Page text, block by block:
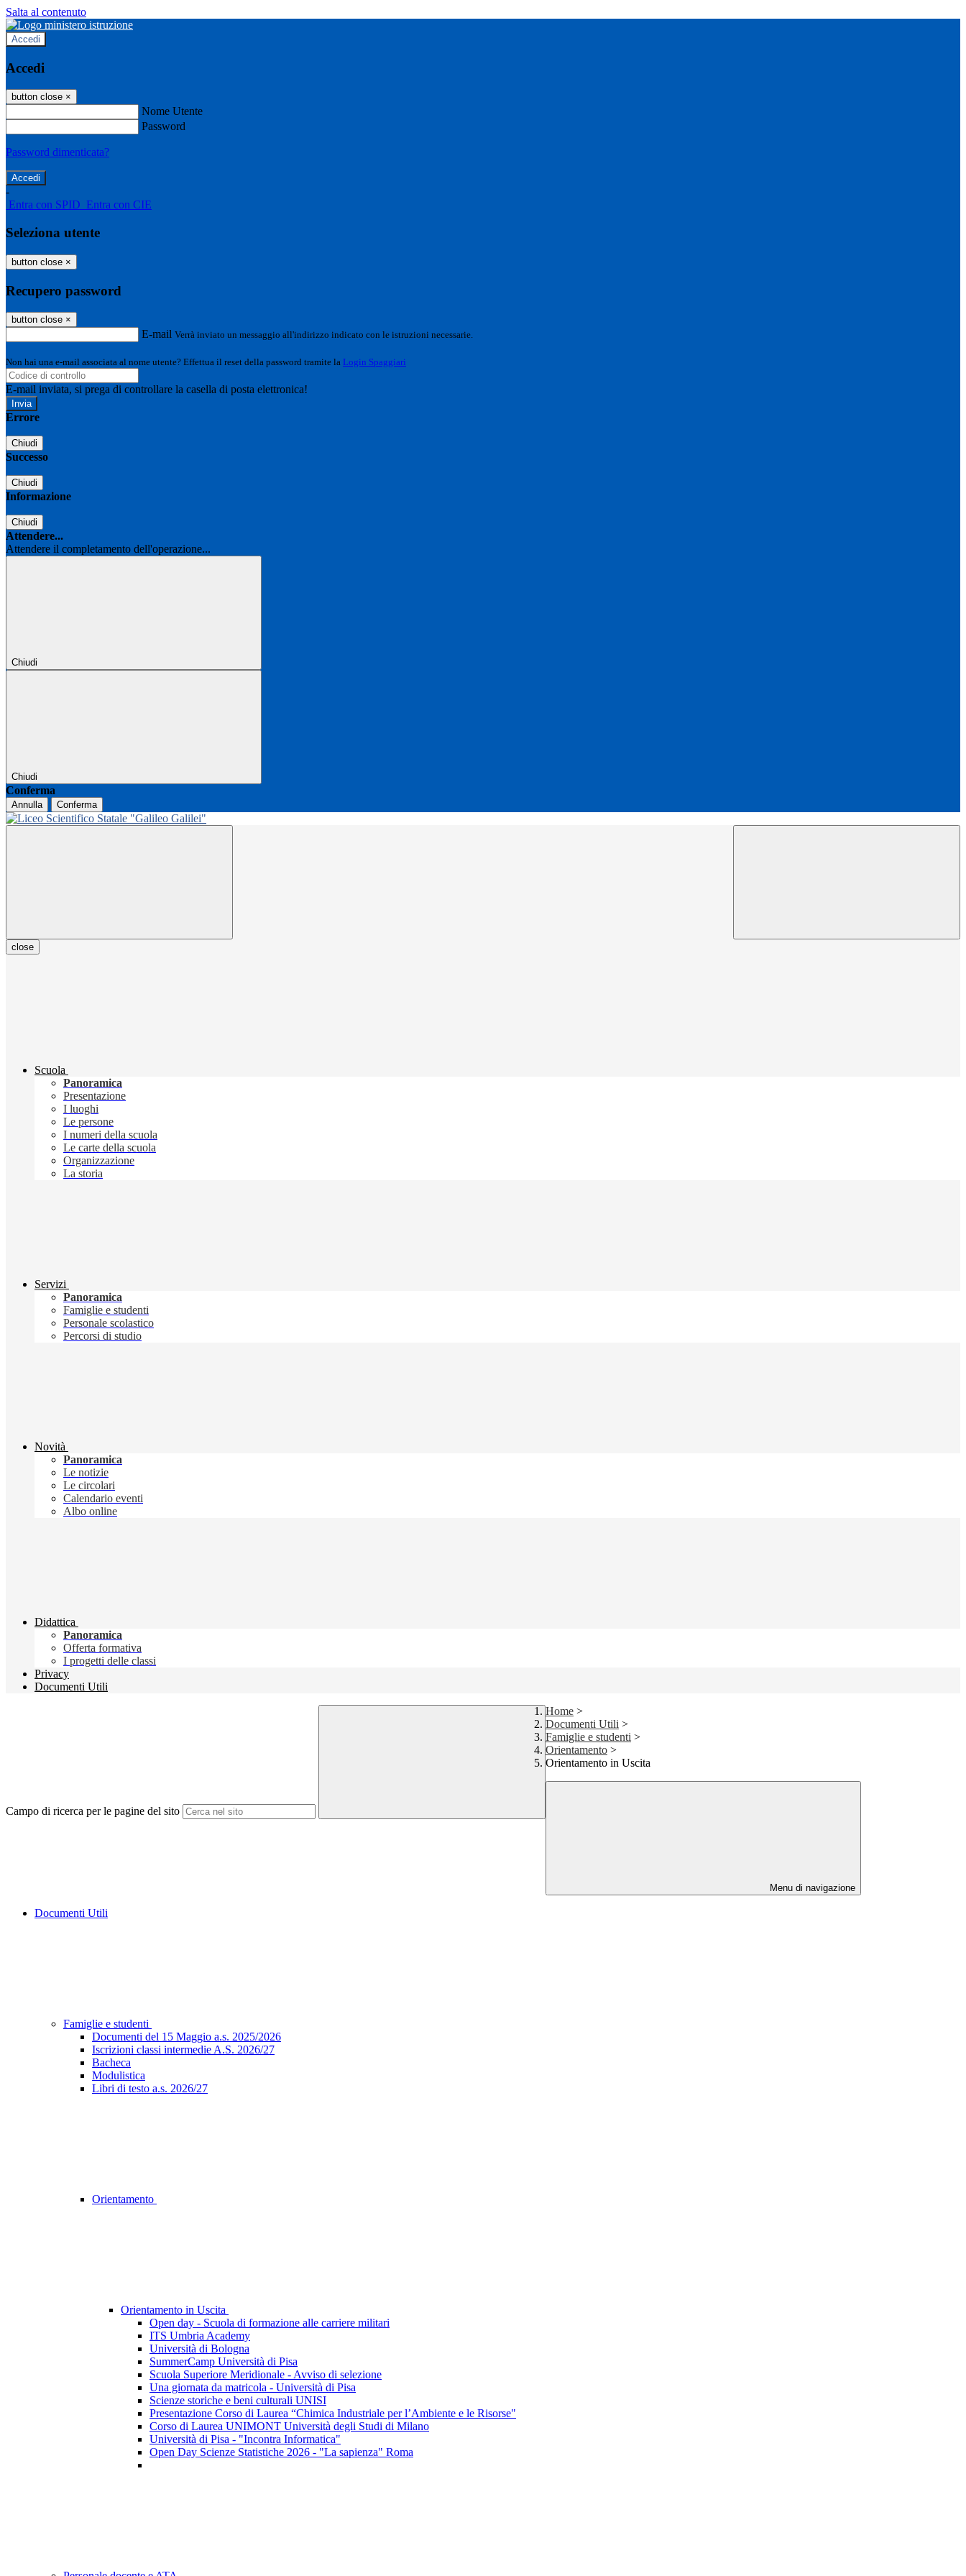
Salta al contenuto
Accedi
Accedi
button close ×
Nome Utente
Password
Password dimenticata?
-
Entra con SPID Entra con CIE
Seleziona utente
button close ×
Recupero password
button close ×
E-mail Verrà inviato un messaggio all'indirizzo indicato con le istruzioni necessarie.
Non hai una e-mail associata al nome utente? Effettua il reset della password tramite la Login Spaggiari
E-mail inviata, si prega di controllare la casella di posta elettronica!
Errore
Chiudi
Successo
Chiudi
Informazione
Chiudi
Attendere...
Attendere il completamento dell'operazione...
Chiudi
Chiudi
Conferma
Annulla Conferma
close
Scuola
Panoramica
Presentazione
I luoghi
Le persone
I numeri della scuola
Le carte della scuola
Organizzazione
La storia
Servizi
Panoramica
Famiglie e studenti
Personale scolastico
Percorsi di studio
Novità
Panoramica
Le notizie
Le circolari
Calendario eventi
Albo online
Didattica
Panoramica
Offerta formativa
I progetti delle classi
Privacy
Documenti Utili
Campo di ricerca per le pagine del sito
Home >
Documenti Utili >
Famiglie e studenti >
Orientamento >
Orientamento in Uscita
Menu di navigazione
Documenti Utili
Famiglie e studenti
Documenti del 15 Maggio a.s. 2025/2026
Iscrizioni classi intermedie A.S. 2026/27
Bacheca
Modulistica
Libri di testo a.s. 2026/27
Orientamento
Orientamento in Uscita
Open day - Scuola di formazione alle carriere militari
ITS Umbria Academy
Università di Bologna
SummerCamp Università di Pisa
Scuola Superiore Meridionale - Avviso di selezione
Una giornata da matricola - Università di Pisa
Scienze storiche e beni culturali UNISI
Presentazione Corso di Laurea “Chimica Industriale per l’Ambiente e le Risorse"
Corso di Laurea UNIMONT Università degli Studi di Milano
Università di Pisa - "Incontra Informatica"
Open Day Scienze Statistiche 2026 - "La sapienza" Roma